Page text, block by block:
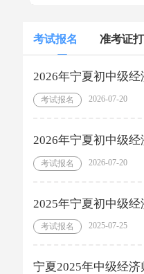
考试报名 准考证
2026年宁夏初中级
考试报名 2026-07-20
2026年宁夏初中级
考试报名 2026-07-20
2025年宁夏初中级
考试报名 2025-07-25
宁夏2025年中级经